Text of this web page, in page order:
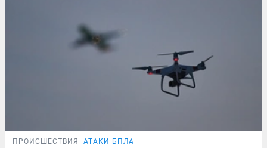
ПРОИСШЕСТВИЯ АТАКИ БПЛА